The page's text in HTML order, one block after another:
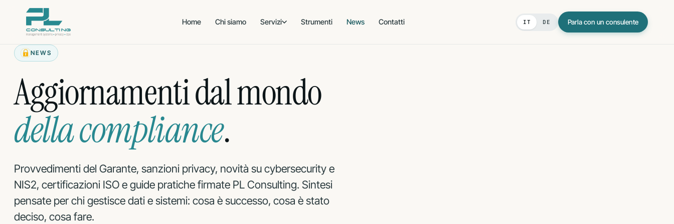
contenuto
Home Chi siamo Servizi
ISO 9001 Qualità
CERTIFICAZIONE
CERTIFICAZIONE
ISO 45001 Salute & Sicurezza
CERTIFICAZIONE
ISO 27001
Sicurezza
informazioni
ISO 27017 Sicurezza cloud
CERTIFICAZIONE
ISO 42001 AI Management
ADEGUAMENTO
ADEGUAMENTO
GDPR Privacy
SERVIZIO DPO ESTERNO
Strumenti News Contatti IT DE Parla con un consulente
NEWS
Aggiornamenti dal mondo
della compliance.
Provvedimenti del Garante, sanzioni privacy, novità su cybersecurity e
NIS2, certificazioni ISO e guide pratiche firmate PL Consulting. Sintesi
pensate per chi gestisce dati e sistemi: cosa è successo, cosa è stato
deciso, cosa fare.